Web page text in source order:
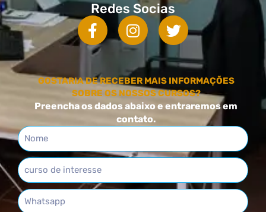
Redes Socias
GOSTARIA DE RECEBER MAIS INFORMAÇÕES
SOBRE OS NOSSOS CURSOS?
Preencha os dados abaixo e entraremos em
contato.